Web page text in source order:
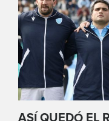
ASÍ QUEDÓ EL